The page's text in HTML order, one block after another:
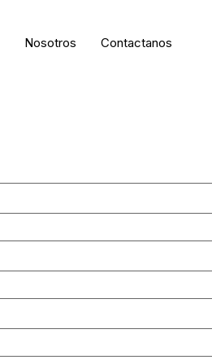
Nosotros Contactanos